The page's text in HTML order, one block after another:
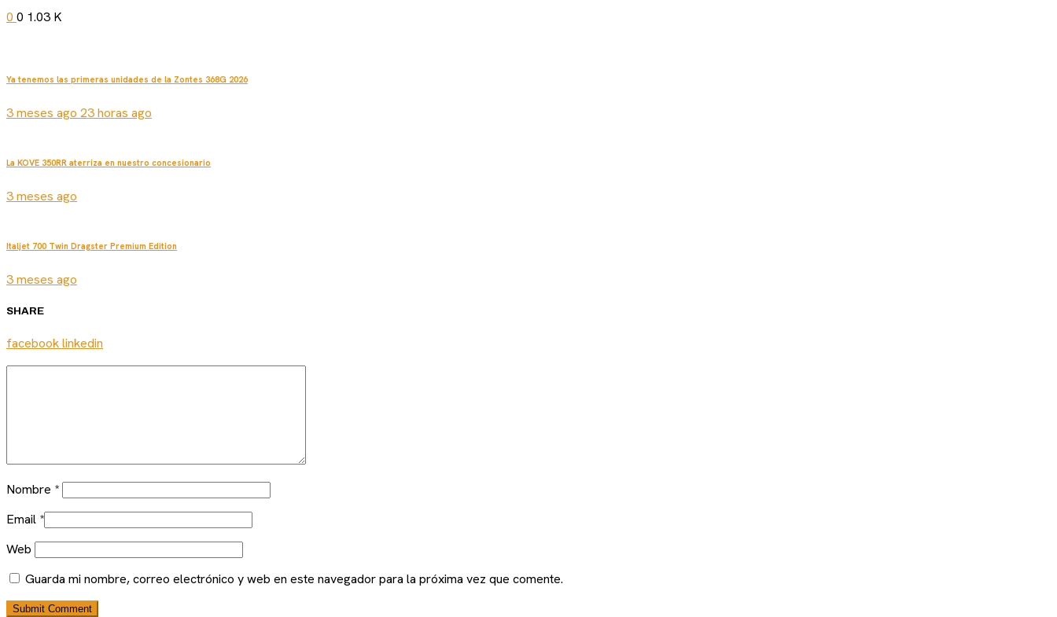
0 0 1.03 K
Ya tenemos las primeras unidades de la Zontes 368G 2026
3 meses ago 23 horas ago
La KOVE 350RR aterriza en nuestro concesionario
3 meses ago
Italjet 700 Twin Dragster Premium Edition
3 meses ago
SHARE
facebooklinkedin
Nombre *
Email *
Web
Guarda mi nombre, correo electrónico y web en este navegador para la próxima vez que comente.